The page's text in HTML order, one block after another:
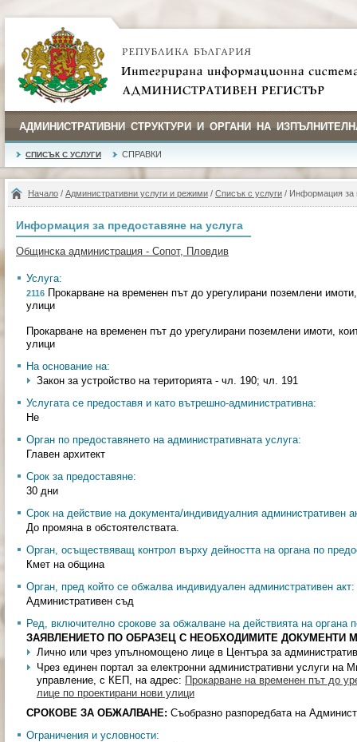
АДМИНИСТРАТИВНИ СТРУКТУРИ И ОРГАНИ НА
СПИСЪК С УСЛУГИ СПРАВКИ
Начало / Административни услуги и режими / Списък с услуги / Информация за
Информация за предоставяне на услуга
Общинска администрация - Сопот, Пловдив
Услуга:
2116 Прокарване на временен път до урегулирани поземлени
улици
Прокарване на временен път до урегулирани поземлени имоти,
улици
На основание на:
Закон за устройство на територията - чл. 190; чл. 191
Услугата се предоставя и като вътрешно-административна:
Не
Орган по предоставянето на административната услуга:
Главен архитект
Срок за предоставяне:
30 дни
Срок на действие на документа/индивидуалния административен
До промяна в обстоятелствата.
Орган, осъществяващ контрол върху дейността на органа по
Кмет на община
Орган, пред който се обжалва индивидуален административен акт:
Административен съд
Ред, включително срокове за обжалване на действията на органа
ЗАЯВЛЕНИЕТО ПО ОБРАЗЕЦ С НЕОБХОДИМИТЕ ДОКУМЕНТИ
Лично или чрез упълномощено лице в Центъра за
Чрез единен портал за електронни административни услуги на
управление, с КЕП, на адрес: Прокарване на временен път до
лице по проектирани нови улици
СРОКОВЕ ЗА ОБЖАЛВАНЕ: Съобразно разпоредбата на
Ограничения и условности: